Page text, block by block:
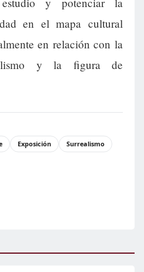
en el mapa cultural
en relación con la
y la figura de
Exposición
Surrealismo